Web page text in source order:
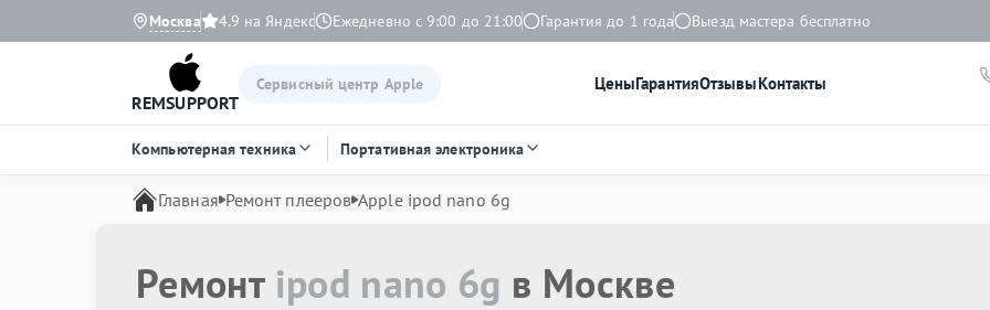
Москва 4.9 на Яндекс Ежедневно с 9:00 до 21:00 Гарантия до 1 года Выезд мастера бесплатно
REMSUPPORT
Сервисный центр Apple ЦеныГарантияОтзывыКонтакты
Компьютерная техника Портативная электроника
Главная Ремонт плееров Apple ipod nano 6g
Ремонт ipod nano 6g в Москве